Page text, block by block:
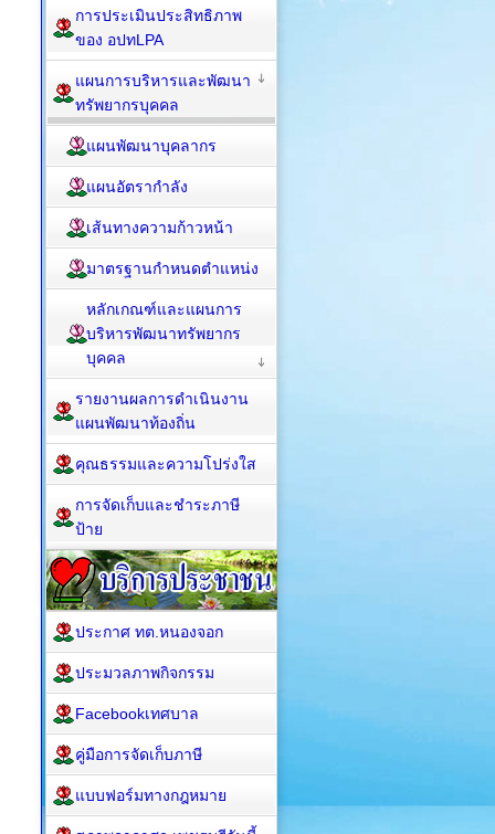
การประเมินประสิทธิภาพ
ของ อปทLPA
แผนการบริหารและพัฒนา
ทรัพยากรบุคคล
แผนพัฒนาบุคลากร
แผนอัตรากำลัง
เส้นทางความก้าวหน้า
มาตรฐานกำหนดตำแหน่ง
หลักเกณฑ์และแผนการ
บริหารพัฒนาทรัพยากร
บุคคล
รายงานผลการดำเนินงาน
แผนพัฒนาท้องถิ่น
คุณธรรมและความโปร่งใส
การจัดเก็บและชำระภาษี
ป้าย
ประกาศ ทต.หนองจอก
ประมวลภาพกิจกรรม
Facebookเทศบาล
คู่มือการจัดเก็บภาษี
แบบฟอร์มทางกฎหมาย